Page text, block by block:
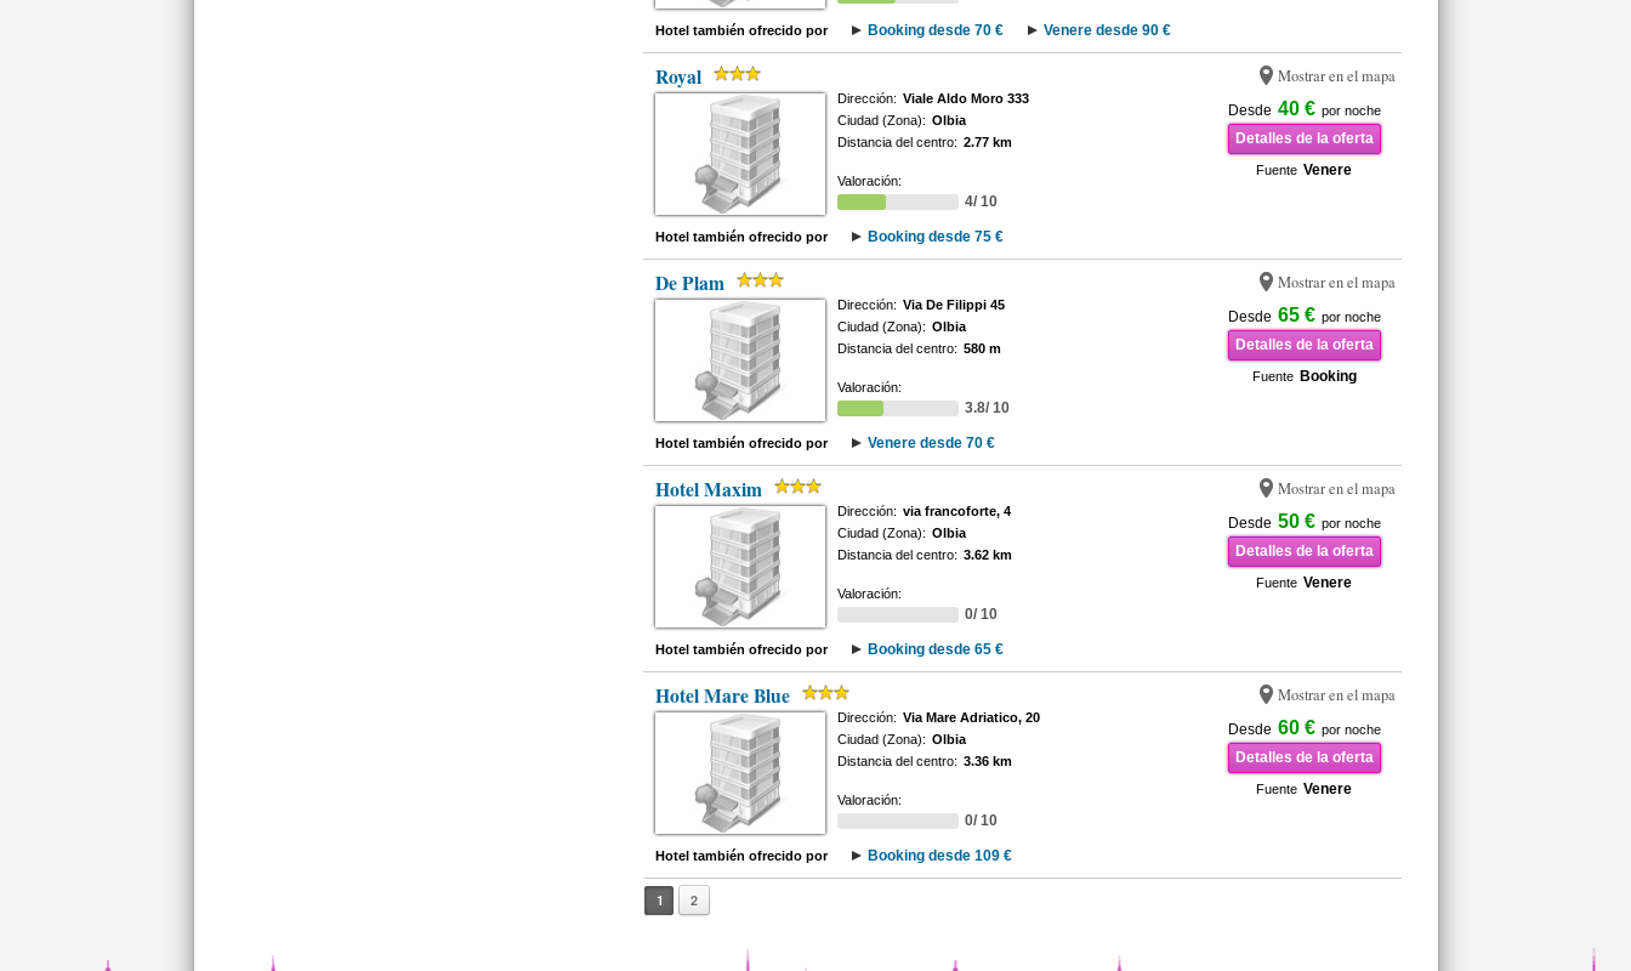
Hotel también ofrecido por Booking desde 70 € Venere desde 90 €
Royal Mostrar en el mapa
Desde 40 € por noche
Detalles de la oferta
Fuente Venere
Dirección: Viale Aldo Moro 333
Ciudad (Zona): Olbia
Distancia del centro: 2.77 km
Valoración:
4/ 10
Hotel también ofrecido por Booking desde 75 €
De Plam Mostrar en el mapa
Desde 65 € por noche
Detalles de la oferta
Fuente Booking
Dirección: Via De Filippi 45
Ciudad (Zona): Olbia
Distancia del centro: 580 m
Valoración:
3.8/ 10
Hotel también ofrecido por Venere desde 70 €
Hotel Maxim Mostrar en el mapa
Desde 50 € por noche
Detalles de la oferta
Fuente Venere
Dirección: via francoforte, 4
Ciudad (Zona): Olbia
Distancia del centro: 3.62 km
Valoración:
0/ 10
Hotel también ofrecido por Booking desde 65 €
Hotel Mare Blue Mostrar en el mapa
Desde 60 € por noche
Detalles de la oferta
Fuente Venere
Dirección: Via Mare Adriatico, 20
Ciudad (Zona): Olbia
Distancia del centro: 3.36 km
Valoración:
0/ 10
Hotel también ofrecido por Booking desde 109 €
1 2